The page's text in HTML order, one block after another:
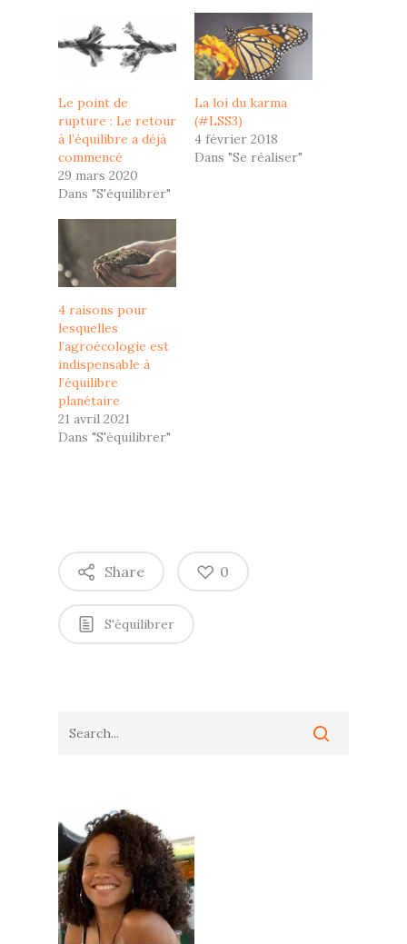
Le point de
rupture : Le retour
à l’équilibre a déjà
commencé
29 mars 2020
Dans "S'équilibrer"
La loi du karma
(#LSS3)
4 février 2018
Dans "Se réaliser"
4 raisons pour
lesquelles
l’agroécologie est
indispensable à
l’équilibre
planétaire
21 avril 2021
Dans "S'équilibrer"
Share 0
S'équilibrer